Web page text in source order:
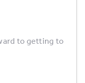
to getting to